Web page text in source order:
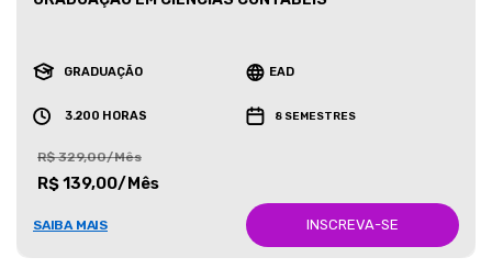
GRADUAÇÃO EAD
3.200 HORAS 8 SEMESTRES
R$ 329,00/Mês
R$ 139,00/Mês
SAIBA MAIS INSCREVA-SE